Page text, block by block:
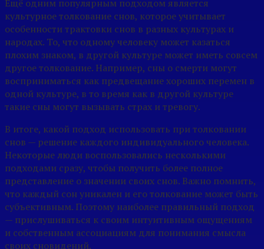
Ещё одним популярным подходом является
культурное толкование снов, которое учитывает
особенности трактовки снов в разных культурах и
народах. То, что одному человеку может казаться
плохим знаком, в другой культуре может иметь совсем
другое толкование. Например, сны о смерти могут
восприниматься как предвещание хороших перемен в
одной культуре, в то время как в другой культуре
такие сны могут вызывать страх и тревогу.
В итоге, какой подход использовать при толковании
снов — решение каждого индивидуального человека.
Некоторые люди воспользовались несколькими
подходами сразу, чтобы получить более полное
представление о значении своих снов. Важно помнить,
что каждый сон уникален и его толкование может быть
субъективным. Поэтому наиболее правильный подход
— прислушиваться к своим интуитивным ощущениям
и собственным ассоциациям для понимания смысла
своих сновидений.